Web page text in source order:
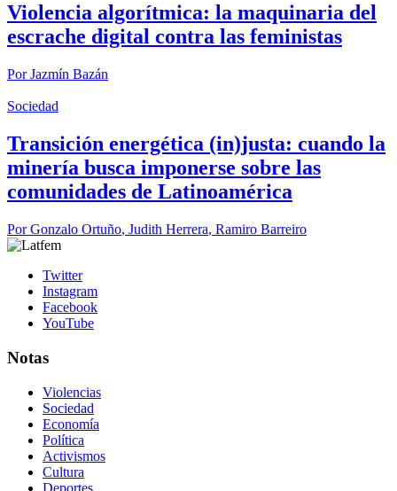
Violencia algorítmica: la maquinaria del
escrache digital contra las feministas
PorJazmín Bazán
Sociedad
Transición energética (in)justa: cuando la
minería busca imponerse sobre las
comunidades de Latinoamérica
PorGonzalo Ortuño, Judith Herrera, Ramiro Barreiro
Twitter
Instagram
Facebook
YouTube
Notas
Violencias
Sociedad
Economía
Política
Activismos
Cultura
Deportes